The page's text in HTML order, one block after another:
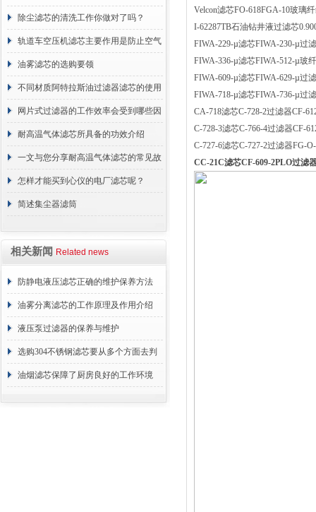
正常工作
除尘滤芯的清洗工作你做对了吗？
轨道车空压机滤芯主要作用是防止空气
中的杂质和油脂浓度升高
油雾滤芯的选购要领
不同材质阿特拉斯油过滤器滤芯的使用
周期区别介绍
网片式过滤器的工作效率会受到哪些因
素的影响？
耐高温气体滤芯所具备的功效介绍
一文与您分享耐高温气体滤芯的常见故
障相应解决方法
怎样才能买到心仪的电厂滤芯呢？
简述集尘器滤筒
相关新闻 Related news
防静电液压滤芯正确的维护保养方法
油雾分离滤芯的工作原理及作用介绍
液压泵过滤器的保养与维护
选购304不锈钢滤芯要从多个方面去判
断
油烟滤芯保障了厨房良好的工作环境
Velcon滤芯FO-618FGA-10玻璃
I-62287TB石油钻井液过滤芯
FIWA-229-µ滤芯FIWA-230-µ过
FIWA-336-µ滤芯FIWA-512-µ玻
FIWA-609-µ滤芯FIWA-629-µ过
FIWA-718-µ滤芯FIWA-736-µ过
CA-718滤芯C-728-2过滤器CF-
C-728-3滤芯C-766-4过滤器CF-
C-727-6滤芯C-727-2过滤器FG-
CC-21C滤芯CF-609-2PLO过滤